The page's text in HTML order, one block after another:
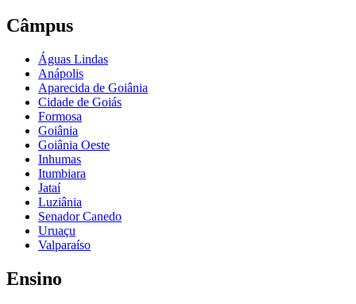
Câmpus
Águas Lindas
Anápolis
Aparecida de Goiânia
Cidade de Goiás
Formosa
Goiânia
Goiânia Oeste
Inhumas
Itumbiara
Jataí
Luziânia
Senador Canedo
Uruaçu
Valparaíso
Ensino